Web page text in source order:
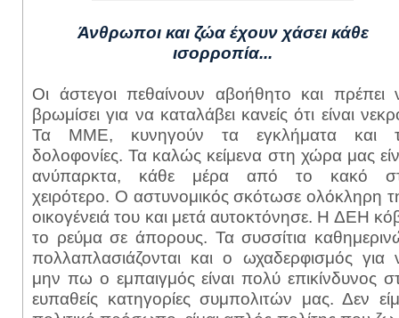
Άνθρωποι και ζώα έχουν χάσει κάθε
ισορροπία...
Οι άστεγοι πεθαίνουν αβοήθητο και πρέπει
βρωμίσει για να καταλάβει κανείς ότι είναι
Τα ΜΜΕ, κυνηγούν τα εγκλήματα και
δολοφονίες. Τα καλώς κείμενα στη χώρα μας
ανύπαρκτα, κάθε μέρα από το κακό
χειρότερο. Ο αστυνομικός σκότωσε ολόκληρη
οικογένειά του και μετά αυτοκτόνησε. Η ΔΕΗ
το ρεύμα σε άπορους. Τα συσσίτια
πολλαπλασιάζονται και ο ωχαδερφισμός για
μην πω ο εμπαιγμός είναι πολύ επικίνδυνος
ευπαθείς κατηγορίες συμπολιτών μας. Δεν